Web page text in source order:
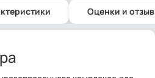
Оценки и